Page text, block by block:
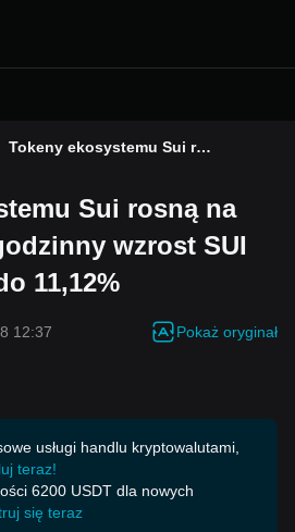
Tokeny ekosystemu Sui rosną na całej linii, 24-godzinny wzrost SUI rozszerza się do 11,12%
Sui rosną na
wzrost SUI
11,12%
12:37 Pokaż oryginał
usługi handlu kryptowalutami,
teraz!
6200 USDT dla nowych
się teraz